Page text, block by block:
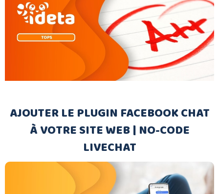
AJOUTER LE PLUGIN FACEBOOK CHAT
À VOTRE SITE WEB | NO-CODE
LIVECHAT